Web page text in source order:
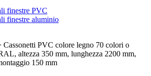
finestre PVC
finestre aluminio
Cassonetti PVC colore legno 70 colori o
altezza 350 mm, lunghezza 2200 mm,
150 mm